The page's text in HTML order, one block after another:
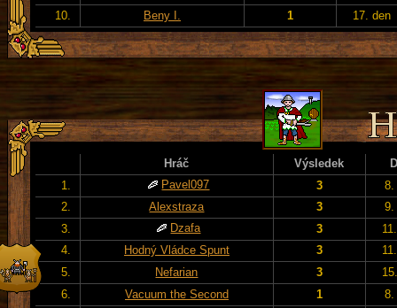
10.
Beny I. 1 17. den
Hráč Výsledek
1.
Pavel097 3
8.
2.
Alexstraza 3
9.
3.
Dzafa 3
4.
Hodný Vládce Spunt 3
5.
Nefarian 3
6.
Vacuum the Second 1
8.